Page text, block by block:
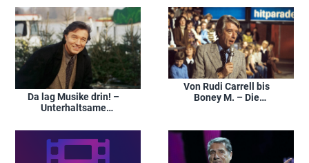
Rennhack und vielen
Gästen
Da lag Musike drin! –
Unterhaltsame
an und mit Reiner Süß
Von Rudi Carrell bis
Boney M. – Die